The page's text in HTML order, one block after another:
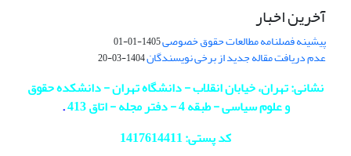
آخرین اخبار
پیشینه فصلنامه مطالعات حقوق خصوصی1405-01-01
عدم دریافت مقاله جدید از برخی نویسندگان1404-03-20
نشانی: تهران، خیابان انقلاب - دانشگاه تهران - دانشکده حقوق
و علوم سیاسی - طبقه 4 - دفتر مجله - اتاق 413
.
کد پستی: 1417614411